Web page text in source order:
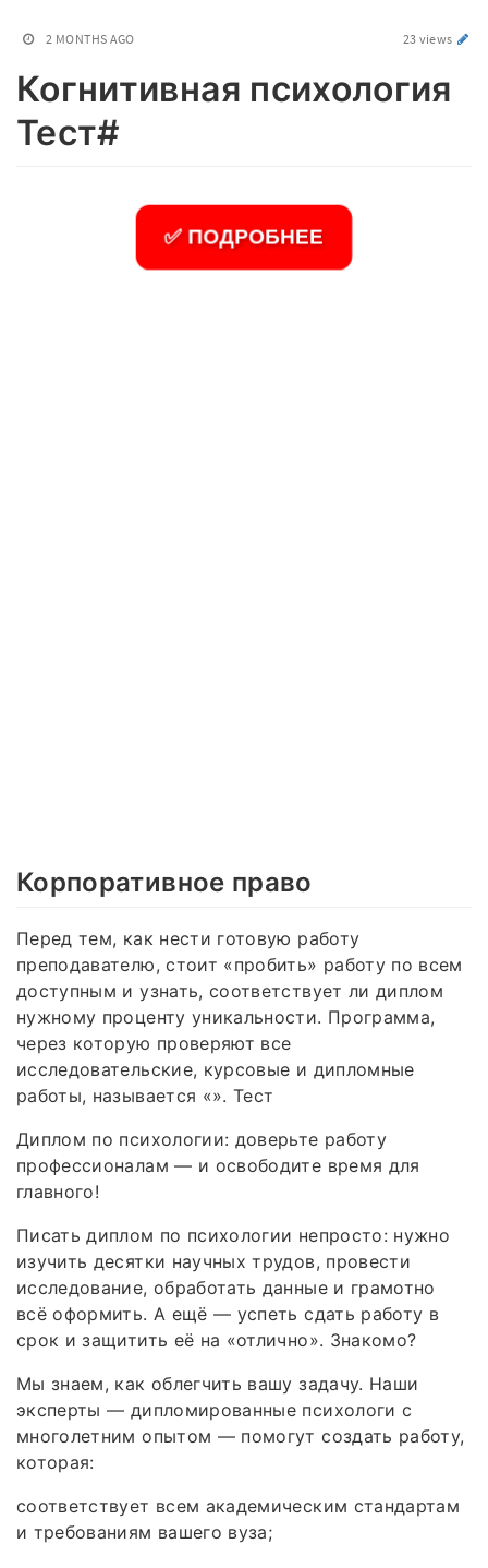
2 MONTHS AGO 23 views
Когнитивная психология
Тест#
✅ ПОДРОБНЕЕ
Корпоративное право
Перед тем, как нести готовую работу
преподавателю, стоит «пробить» работу по всем
доступным и узнать, соответствует ли диплом
нужному проценту уникальности. Программа,
через которую проверяют все
исследовательские, курсовые и дипломные
работы, называется «». Тест
Диплом по психологии: доверьте работу
профессионалам — и освободите время для
главного!
Писать диплом по психологии непросто: нужно
изучить десятки научных трудов, провести
исследование, обработать данные и грамотно
всё оформить. А ещё — успеть сдать работу в
срок и защитить её на «отлично». Знакомо?
Мы знаем, как облегчить вашу задачу. Наши
эксперты — дипломированные психологи с
многолетним опытом — помогут создать работу,
которая:
соответствует всем академическим стандартам
и требованиям вашего вуза;